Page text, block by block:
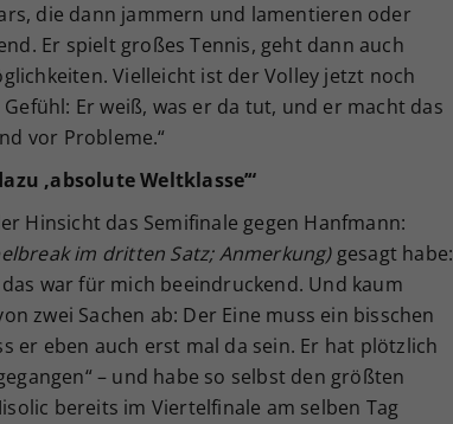
die dann jammern und lamentieren oder
Er spielt großes Tennis, geht dann auch
Vielleicht ist der Volley jetzt noch
Er weiß, was er da tut, und er macht das
vor Probleme.“
‚absolute Weltklasse’“
Hinsicht das Semifinale gegen Hanfmann:
im dritten Satz; Anmerkung)gesagt habe:
war für mich beeindruckend. Und kaum
zwei Sachen ab: Der Eine muss ein bisschen
er eben auch erst mal da sein. Er hat plötzlich
– und habe so selbst den größten
bereits im Viertelfinale am selben Tag